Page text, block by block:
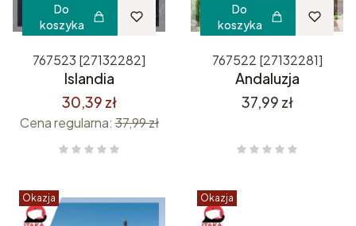
Do
koszyka
767523 [27132282]
Islandia
30,39 zł
Cena regularna: 37,99 zł
Do
koszyka
767522 [27132281]
Andaluzja
Cena
37,99 zł
Okazja Okazja